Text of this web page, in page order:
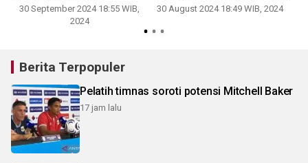
30 September 2024 18:55 WIB,
2024
30 August 2024 18:49 WIB, 2024
Berita Terpopuler
Pelatih timnas soroti potensi Mitchell Baker
17 jam lalu